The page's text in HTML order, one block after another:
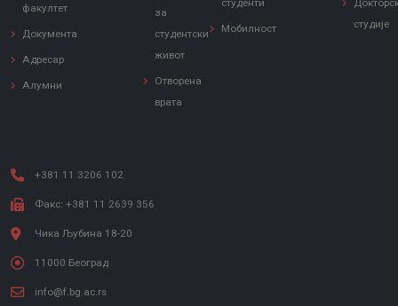
факултет
Документа
Адресар
Алумни
за
студентски
живот
Отворена
врата
студенти
Мобилност
студије
+381 11 3206 102
Факс: +381 11 2639 356
Чика Љубина 18-20
11000 Београд
info@f.bg.ac.rs